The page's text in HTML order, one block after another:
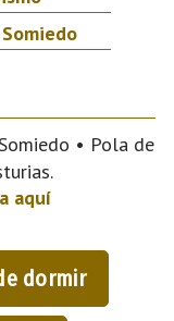
• Pola de
aquí
dormir